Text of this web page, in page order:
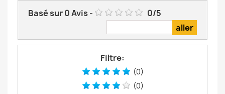
Basé sur0Avis- 0/5
Filtre:
(0)
(0)